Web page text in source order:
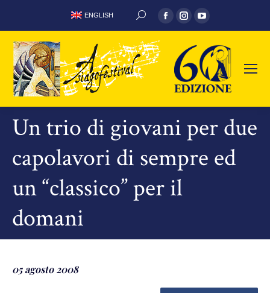
ENGLISH CERCA:
Facebook
page
opens
in
new
window
Instagram
page
opens
in
new
window
YouTube
page
opens
new
window
Un trio di giovani per due
capolavori di sempre ed
un “classico” per il
domani
05 agosto 2008